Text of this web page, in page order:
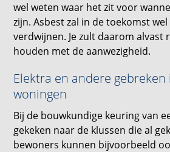
wel weten waar het zit voor
zijn. Asbest zal in de toekomst
verdwijnen. Je zult daarom alvast
houden met de aanwezigheid.
Elektra en andere
woningen
Bij de bouwkundige keuring van
gekeken naar de klussen die al
bewoners kunnen bijvoorbeeld